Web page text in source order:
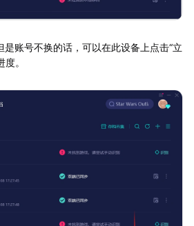
账号不换的话，可以在此设备上点击“立
。